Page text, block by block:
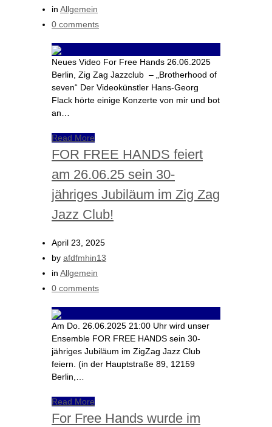
in Allgemein
0 comments
Neues Video For Free Hands 26.06.2025
Berlin, Zig Zag Jazzclub – „Brotherhood of
seven“ Der Videokünstler Hans-Georg
Flack hörte einige Konzerte von mir und bot
an…
Read More
FOR FREE HANDS feiert
am 26.06.25 sein 30-
jähriges Jubiläum im Zig Zag
Jazz Club!
April 23, 2025
by afdfmhin13
in Allgemein
0 comments
Am Do. 26.06.2025 21:00 Uhr wird unser
Ensemble FOR FREE HANDS sein 30-
jähriges Jubiläum im ZigZag Jazz Club
feiern. (in der Hauptstraße 89, 12159
Berlin,…
Read More
For Free Hands wurde im